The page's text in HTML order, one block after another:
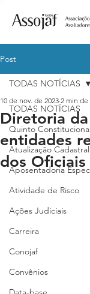
Post
TODAS NOTÍCIAS
Quinto Constitucional
Atualização Cadastral
Aposentadoria
Atividade de Risco
Ações Judiciais
Carreira
Conojaf
Convênios
TODAS NOTÍCIAS
Diretoria
entidades
dos
10 de nov. de 2023 2 min